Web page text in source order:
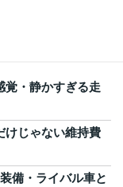
覚・静かすぎる走
けじゃない維持費
備・ライバル車と